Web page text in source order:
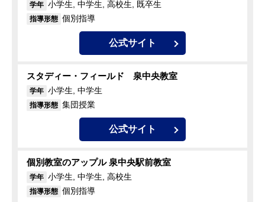
学年 小学生, 中学生, 高校生, 既卒生
指導形態 個別指導
公式サイト
スタディー・フィールド 泉中央教室
学年 小学生, 中学生
指導形態 集団授業
公式サイト
個別教室のアップル 泉中央駅前教室
学年 小学生, 中学生, 高校生
指導形態 個別指導